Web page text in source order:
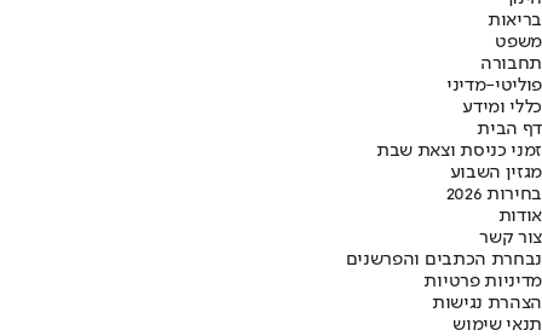
בריאות
משפט
תחבורה
פוליטי-מדיני
כללי ומידע
דף הבית
זמני כניסת וצאת שבת
מגזין השבוע
בחירות 2026
אודות
צור קשר
נבחרת הכתבים והפרשנים
מדיניות פרטיות
הצהרת נגישות
תנאי שימוש